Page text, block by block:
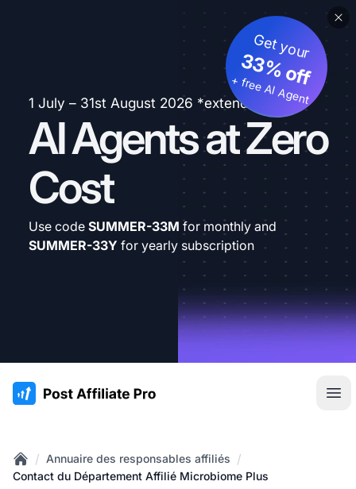
1 July – 31st August 2026 *extended
AI Agents at Zero
Cost
Get your
33% off
+ free AI Agent
Use code SUMMER-33M for monthly and
SUMMER-33Y for yearly subscription
:site.title
Home
/ Annuaire des responsables affiliés /
Contact du Département Affilié Microbiome Plus